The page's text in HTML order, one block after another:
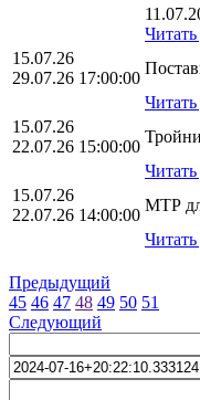
Читать
15.07.26
29.07.26 17:00:00
Читать
15.07.26
22.07.26 15:00:00
Читать
15.07.26
22.07.26 14:00:00
МТР
Читать
Предыдущий
45 46 47 48 49 50 51
Следующий